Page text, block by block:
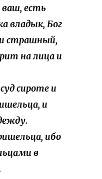
ваш, есть
владык, Бог
страшный,
на лица и
сироте и
и
ибо
в